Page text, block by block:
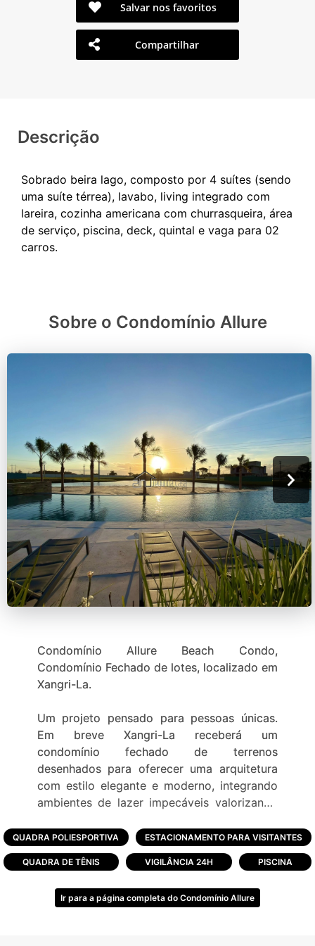
Salvar nos favoritos
Compartilhar
Descrição
Sobrado beira lago, composto por 4 suítes (sendo
uma suíte térrea), lavabo, living integrado com
lareira, cozinha americana com churrasqueira, área
de serviço, piscina, deck, quintal e vaga para 02
Sobre o Condomínio Allure
Condomínio Allure Beach Condo,
Condomínio Fechado de lotes, localizado em
Xangri-La.
Um projeto pensado para pessoas únicas.
Em breve Xangri-La receberá um
condomínio fechado de terrenos
desenhados para oferecer uma arquitetura
com estilo elegante e moderno, integrando
ambientes de lazer impecáveis valorizando
Um novo conceito de Beach Condo,
inspirado em resorts e hotéis do exterior, ao
alcance de sua família.
QUADRA POLIESPORTIVA ESTACIONAMENTO PARA VISITANTES
QUADRA DE TÊNIS VIGILÂNCIA 24H PISCINA
Ir para a página completa do Condomínio Allure